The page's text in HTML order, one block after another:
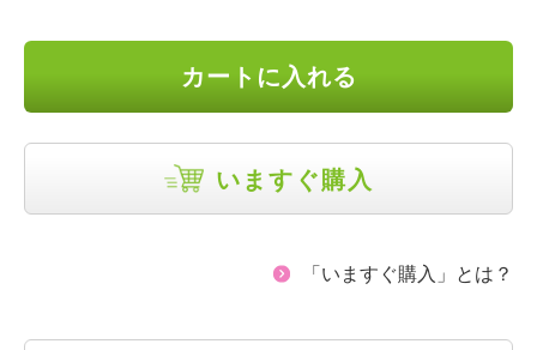
カートに入れる
いますぐ購入
「いますぐ購入」とは？